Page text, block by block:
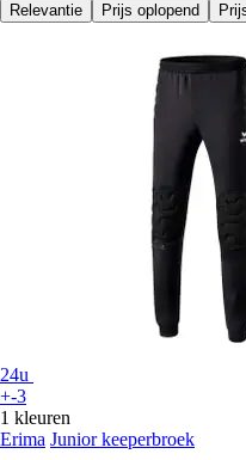
Relevantie
Prijs oplopend
24u
+-3
1 kleuren
Erima Junior keeperbroek